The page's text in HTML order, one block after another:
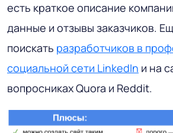
есть краткое описание
данные и отзывы заказчиков.
поискать разработчиков в
социальной сети LinkedIn и на
вопросниках Quora и Reddit.